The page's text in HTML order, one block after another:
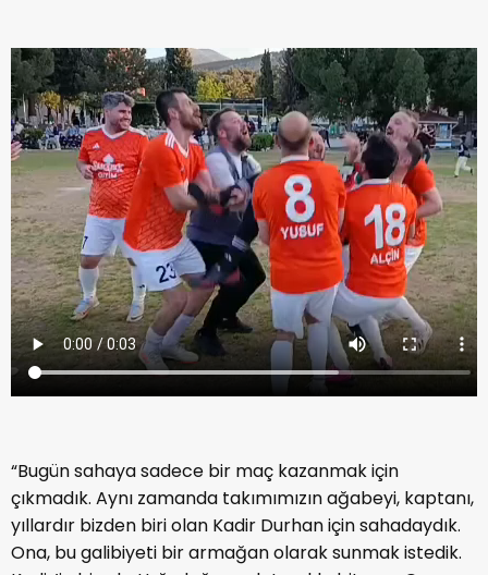
“Bugün sahaya sadece bir maç kazanmak için
çıkmadık. Aynı zamanda takımımızın ağabeyi, kaptanı,
yıllardır bizden biri olan Kadir Durhan için sahadaydık.
Ona, bu galibiyeti bir armağan olarak sunmak istedik.